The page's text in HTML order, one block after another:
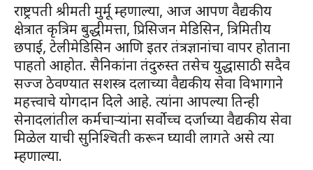
राष्ट्रपती श्रीमती मुर्मू म्हणाल्या, आज आपण वैद्यकीय
क्षेत्रात कृत्रिम बुद्धीमत्ता, प्रिसिजन मेडिसिन, त्रिमितीय
छपाई, टेलीमेडिसिन आणि इतर तंत्रज्ञानांचा वापर होताना
पाहतो आहोत. सैनिकांना तंदुरुस्त तसेच युद्धासाठी सदैव
सज्ज ठेवण्यात सशस्त्र दलाच्या वैद्यकीय सेवा विभागाने
महत्त्वाचे योगदान दिले आहे. त्यांना आपल्या तिन्ही
सेनादलांतील कर्मचाऱ्यांना सर्वोच्च दर्जाच्या वैद्यकीय सेवा
मिळेल याची सुनिश्चिती करून घ्यावी लागते असे त्या
म्हणाल्या.